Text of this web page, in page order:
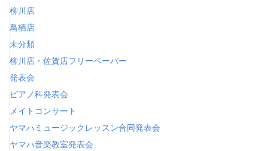
柳川店
鳥栖店
未分類
柳川店・佐賀店フリーペーパー
発表会
ピアノ科発表会
メイトコンサート
ヤマハミュージックレッスン合同発表会
ヤマハ音楽教室発表会